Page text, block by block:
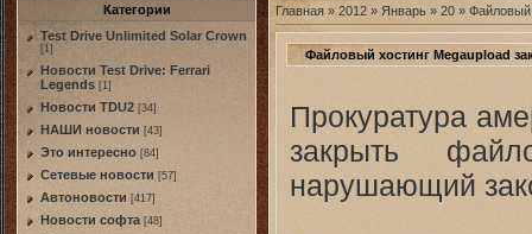
Категории
Test Drive Unlimited Solar Crown
[1]
Новости Test Drive: Ferrari
Legends [1]
Новости TDU2 [34]
НАШИ новости [43]
Это интересно [84]
Сетевые новости [57]
Автоновости [417]
Новости софта [48]
Главная » 2012 » Январь » 20 » Файловый
Файловый хостинг Megaupload
Прокуратура
закрыть
нарушающий